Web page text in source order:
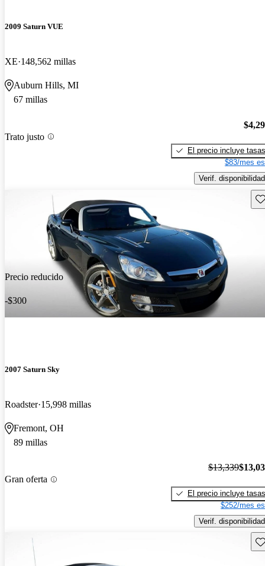
2009 Saturn VUE
XE 148,562 millas
Auburn Hills, MI
67 millas
Trato justo
El precio incluye tasas
$83/mes
Verif. disponibilidad
Precio reducido
-$300
2007 Saturn Sky
Roadster 15,998 millas
Fremont, OH
89 millas
Gran oferta
$13,339
El precio incluye tasas
$252/mes
Verif. disponibilidad